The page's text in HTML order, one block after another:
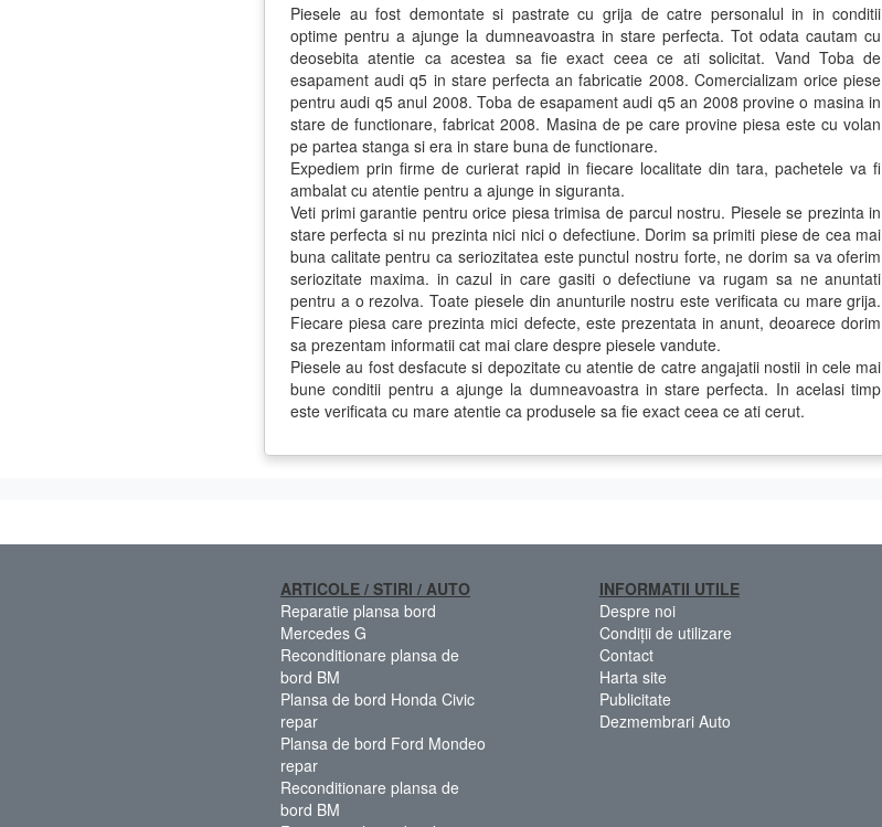
Piesele au fost demontate si pastrate cu grija de catre personalul in in conditii
optime pentru a ajunge la dumneavoastra in stare perfecta. Tot odata cautam cu
deosebita atentie ca acestea sa fie exact ceea ce ati solicitat. Vand Toba de
esapament audi q5 in stare perfecta an fabricatie 2008. Comercializam orice piese
pentru audi q5 anul 2008. Toba de esapament audi q5 an 2008 provine o masina in
stare de functionare, fabricat 2008. Masina de pe care provine piesa este cu volan
pe partea stanga si era in stare buna de functionare.
Expediem prin firme de curierat rapid in fiecare localitate din tara, pachetele va fi
ambalat cu atentie pentru a ajunge in siguranta.
Veti primi garantie pentru orice piesa trimisa de parcul nostru. Piesele se prezinta in
stare perfecta si nu prezinta nici nici o defectiune. Dorim sa primiti piese de cea mai
buna calitate pentru ca seriozitatea este punctul nostru forte, ne dorim sa va oferim
seriozitate maxima. in cazul in care gasiti o defectiune va rugam sa ne anuntati
pentru a o rezolva. Toate piesele din anunturile nostru este verificata cu mare grija.
Fiecare piesa care prezinta mici defecte, este prezentata in anunt, deoarece dorim
sa prezentam informatii cat mai clare despre piesele vandute.
Piesele au fost desfacute si depozitate cu atentie de catre angajatii nostii in cele mai
bune conditii pentru a ajunge la dumneavoastra in stare perfecta. In acelasi timp
este verificata cu mare atentie ca produsele sa fie exact ceea ce ati cerut.
ARTICOLE / STIRI / AUTO
Reparatie plansa bord
Mercedes G
Reconditionare plansa de
bord BM
Plansa de bord Honda Civic
repar
Plansa de bord Ford Mondeo
repar
Reconditionare plansa de
bord BM
INFORMATII UTILE
Despre noi
Condiții de utilizare
Contact
Harta site
Publicitate
Dezmembrari Auto